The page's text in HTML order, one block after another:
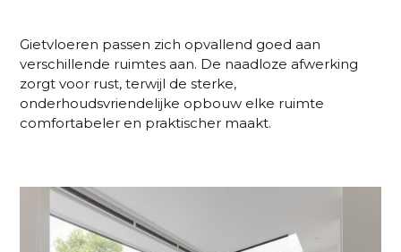
Gietvloeren passen zich opvallend goed aan
verschillende ruimtes aan. De naadloze afwerking
zorgt voor rust, terwijl de sterke,
onderhoudsvriendelijke opbouw elke ruimte
comfortabeler en praktischer maakt.